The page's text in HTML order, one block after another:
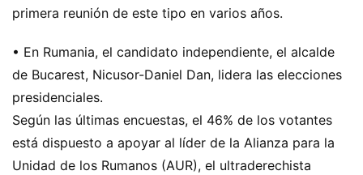
primera reunión de este tipo en varios años.
• En Rumania, el candidato independiente, el alcalde
de Bucarest, Nicusor-Daniel Dan, lidera las elecciones
presidenciales.
Según las últimas encuestas, el 46% de los votantes
está dispuesto a apoyar al líder de la Alianza para la
Unidad de los Rumanos (AUR), el ultraderechista